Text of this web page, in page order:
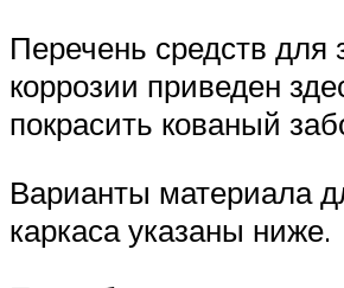
Перечень средств для
коррозии приведен
покрасить кованый
Варианты материала
каркаса указаны ниже.